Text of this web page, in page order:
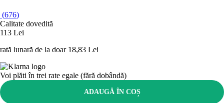
(676)
Calitate dovedită
113 Lei
rată lunară de la doar 18,83 Lei
Voi plăti în trei rate egale (fără dobândă)
ADAUGĂ ÎN COȘ